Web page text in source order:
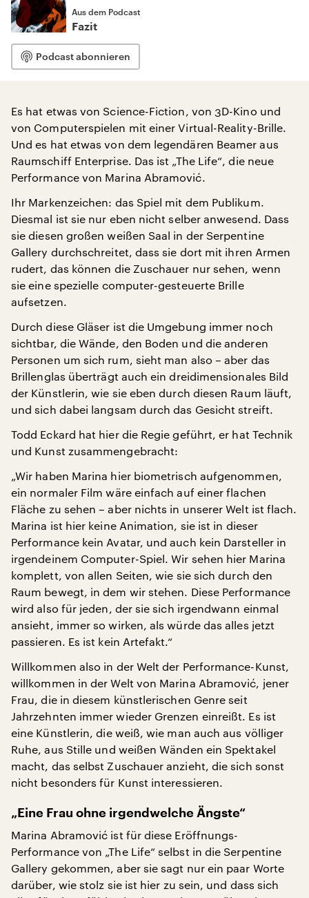
Aus dem Podcast
Fazit
Podcast abonnieren
Es hat etwas von Science-Fiction, von 3D-Kino und
von Computerspielen mit einer Virtual-Reality-Brille.
Und es hat etwas von dem legendären Beamer aus
Raumschiff Enterprise. Das ist „The Life“, die neue
Performance von Marina Abramović.
Ihr Markenzeichen: das Spiel mit dem Publikum.
Diesmal ist sie nur eben nicht selber anwesend. Dass
sie diesen großen weißen Saal in der Serpentine
Gallery durchschreitet, dass sie dort mit ihren Armen
rudert, das können die Zuschauer nur sehen, wenn
sie eine spezielle computer-gesteuerte Brille
aufsetzen.
Durch diese Gläser ist die Umgebung immer noch
sichtbar, die Wände, den Boden und die anderen
Personen um sich rum, sieht man also – aber das
Brillenglas überträgt auch ein dreidimensionales Bild
der Künstlerin, wie sie eben durch diesen Raum läuft,
und sich dabei langsam durch das Gesicht streift.
Todd Eckard hat hier die Regie geführt, er hat Technik
und Kunst zusammengebracht:
„Wir haben Marina hier biometrisch aufgenommen,
ein normaler Film wäre einfach auf einer flachen
Fläche zu sehen – aber nichts in unserer Welt ist flach.
Marina ist hier keine Animation, sie ist in dieser
Performance kein Avatar, und auch kein Darsteller in
irgendeinem Computer-Spiel. Wir sehen hier Marina
komplett, von allen Seiten, wie sie sich durch den
Raum bewegt, in dem wir stehen. Diese Performance
wird also für jeden, der sie sich irgendwann einmal
ansieht, immer so wirken, als würde das alles jetzt
passieren. Es ist kein Artefakt.“
Willkommen also in der Welt der Performance-Kunst,
willkommen in der Welt von Marina Abramović, jener
Frau, die in diesem künstlerischen Genre seit
Jahrzehnten immer wieder Grenzen einreißt. Es ist
eine Künstlerin, die weiß, wie man auch aus völliger
Ruhe, aus Stille und weißen Wänden ein Spektakel
macht, das selbst Zuschauer anzieht, die sich sonst
nicht besonders für Kunst interessieren.
„Eine Frau ohne irgendwelche Ängste“
Marina Abramović ist für diese Eröffnungs-
Performance von „The Life“ selbst in die Serpentine
Gallery gekommen, aber sie sagt nur ein paar Worte
darüber, wie stolz sie ist hier zu sein, und dass sich